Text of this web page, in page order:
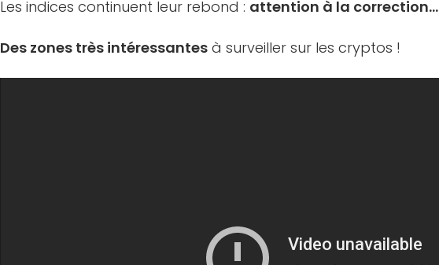
Les indices continuent leur rebond : attention à la correction…
Des zones très intéressantes à surveiller sur les cryptos !